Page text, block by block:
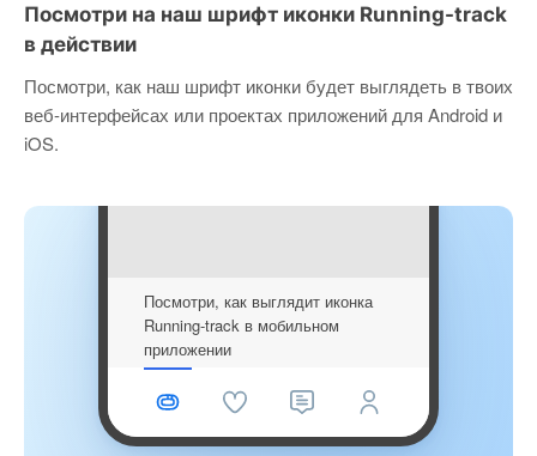
Посмотри на наш шрифт иконки Running-track
в действии
Посмотри, как наш шрифт иконки будет выглядеть в твоих
веб-интерфейсах или проектах приложений для Android и
iOS.
Посмотри, как выглядит иконка
Running-track в мобильном
приложении